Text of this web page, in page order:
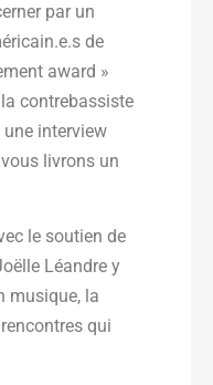
par un
de
award »
la contrebassiste
interview
livrons un
le soutien de
Léandre y
musique, la
qui